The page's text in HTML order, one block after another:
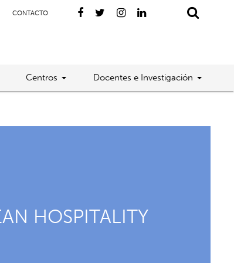
CONTACTO
Centros Docentes e Investigación
HOSPITALITY